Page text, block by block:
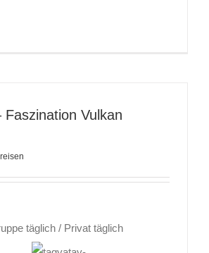
Faszination Vulkan
täglich / Privat täglich